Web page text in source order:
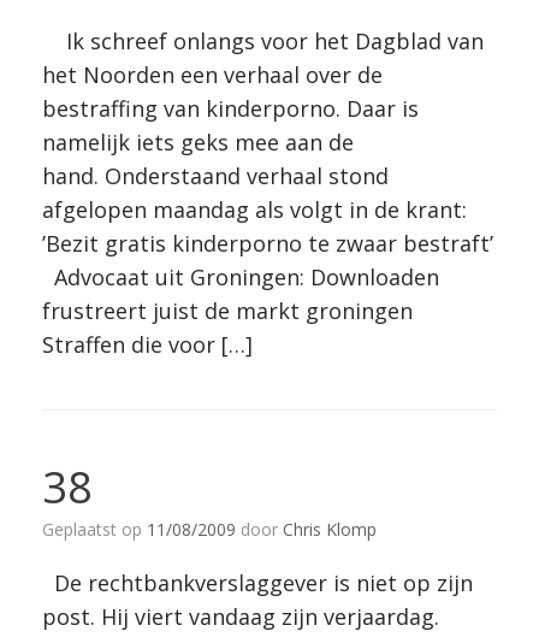
Ik schreef onlangs voor het Dagblad van
het Noorden een verhaal over de
bestraffing van kinderporno. Daar is
namelijk iets geks mee aan de
hand. Onderstaand verhaal stond
afgelopen maandag als volgt in de krant:
’Bezit gratis kinderporno te zwaar bestraft’
Advocaat uit Groningen: Downloaden
frustreert juist de markt groningen
Straffen die voor […]
38
Geplaatst op 11/08/2009 door Chris Klomp
De rechtbankverslaggever is niet op zijn
post. Hij viert vandaag zijn verjaardag.